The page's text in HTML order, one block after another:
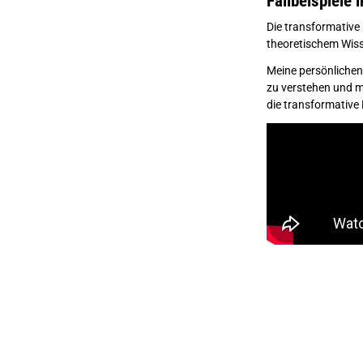
Die transformative
theoretischem
Meine
zu verstehen und
die transformative